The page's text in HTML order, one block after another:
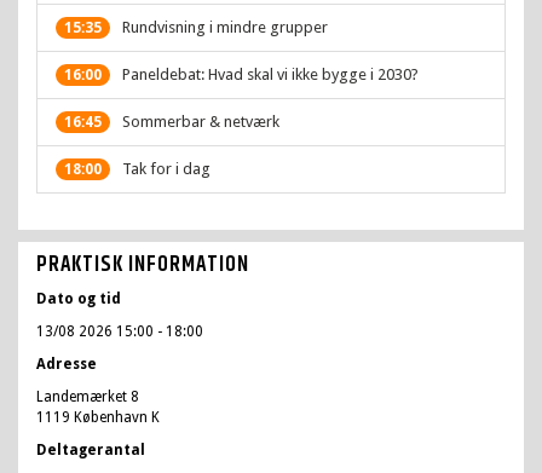
15:35 Rundvisning i mindre grupper
16:00 Paneldebat: Hvad skal vi ikke bygge i 2030?
16:45 Sommerbar & netværk
18:00 Tak for i dag
PRAKTISK INFORMATION
Dato og tid
13/08 2026 15:00 - 18:00
Adresse
Landemærket 8
1119 København K
Deltagerantal